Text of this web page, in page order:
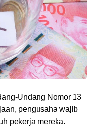
Undang Nomor 13
pengusaha wajib
pekerja mereka.